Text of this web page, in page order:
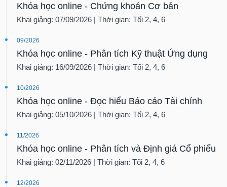
Khóa học online - Chứng khoán Cơ bản
Khai giảng: 07/09/2026 | Thời gian: Tối 2, 4, 6
09/2026
Khóa học online - Phân tích Kỹ thuật Ứng dụng
Khai giảng: 16/09/2026 | Thời gian: Tối 2, 4, 6
10/2026
Khóa học online - Đọc hiểu Báo cáo Tài chính
Khai giảng: 05/10/2026 | Thời gian: Tối 2, 4, 6
11/2026
Khóa học online - Phân tích và Định giá Cổ phiếu
Khai giảng: 02/11/2026 | Thời gian: Tối 2, 4, 6
12/2026